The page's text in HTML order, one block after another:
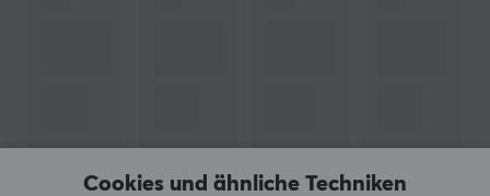
Cookies und ähnliche Techniken